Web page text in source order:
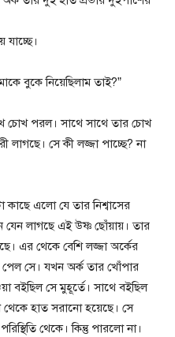
যাচ্ছে।
বুকে নিয়েছিলাম তাই?”
চোখ পরল। সাথে সাথে তার চোখ
লাগছে। সে কী লজ্জা পাচ্ছে? না
এলো যে তার নিশ্বাসের
যেন লাগছে এই উষ্ণ ছোঁয়ায়। তার
এর থেকে বেশি লজ্জা অর্কের
পেল সে। যখন অর্ক তার খোঁপার
বইছিল সে মুহূর্তে। সাথে বইছিল
হাত সরানো হয়েছে। সে
থেকে। কিন্তু পারলো না।